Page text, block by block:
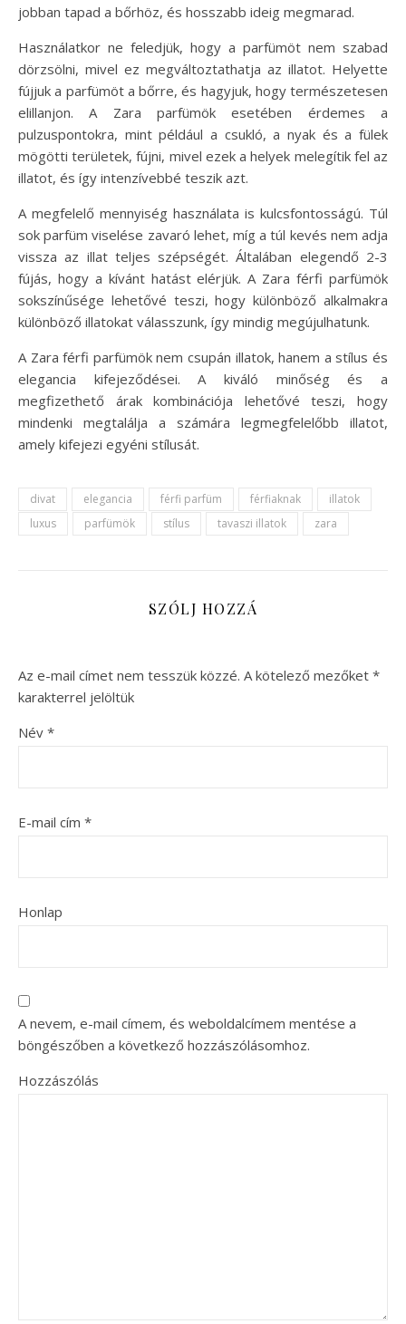
jobban tapad a bőrhöz, és hosszabb ideig megmarad.
Használatkor ne feledjük, hogy a parfümöt nem szabad
dörzsölni, mivel ez megváltoztathatja az illatot. Helyette
fújjuk a parfümöt a bőrre, és hagyjuk, hogy természetesen
elillanjon. A Zara parfümök esetében érdemes a
pulzuspontokra, mint például a csukló, a nyak és a fülek
mögötti területek, fújni, mivel ezek a helyek melegítik fel az
illatot, és így intenzívebbé teszik azt.
A megfelelő mennyiség használata is kulcsfontosságú. Túl
sok parfüm viselése zavaró lehet, míg a túl kevés nem adja
vissza az illat teljes szépségét. Általában elegendő 2-3
fújás, hogy a kívánt hatást elérjük. A Zara férfi parfümök
sokszínűsége lehetővé teszi, hogy különböző alkalmakra
különböző illatokat válasszunk, így mindig megújulhatunk.
A Zara férfi parfümök nem csupán illatok, hanem a stílus és
elegancia kifejeződései. A kiváló minőség és a
megfizethető árak kombinációja lehetővé teszi, hogy
mindenki megtalálja a számára legmegfelelőbb illatot,
amely kifejezi egyéni stílusát.
divat elegancia férfi parfüm férfiaknak
illatok
luxus
parfümök stílus tavaszi illatok zara
SZÓLJ HOZZÁ
Az e-mail címet nem tesszük közzé. A kötelező mezőket *
karakterrel jelöltük
Név *
E-mail cím *
Honlap
A nevem, e-mail címem, és weboldalcímem mentése a
böngészőben a következő hozzászólásomhoz.
Hozzászólás